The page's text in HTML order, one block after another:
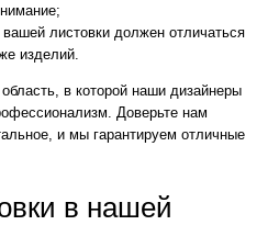
листовки должен отличаться
изделий.
в которой наши дизайнеры
Доверьте нам
и мы гарантируем отличные
в нашей